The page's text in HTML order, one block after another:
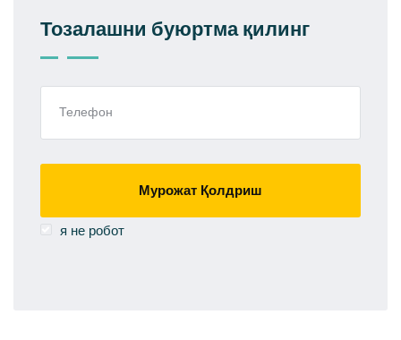
Тозалашни буюртма қилинг
Мурожат Қолдриш
я не робот